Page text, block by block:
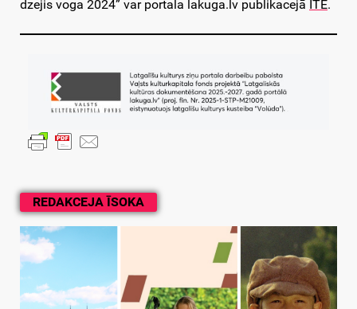
REDAKCEJA ĪSOKA
dzejis voga 2024” var portala lakuga.lv publikacejā ITE.